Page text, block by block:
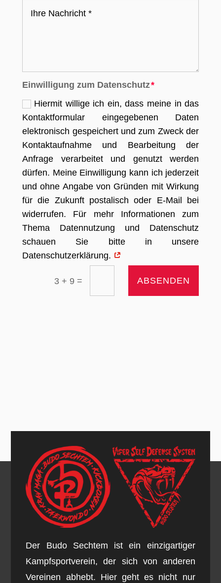
Einwilligung zum Datenschutz
Hiermit willige ich ein, dass meine in das
Kontaktformular eingegebenen Daten
elektronisch gespeichert und zum Zweck der
Kontaktaufnahme und Bearbeitung der
Anfrage verarbeitet und genutzt werden
dürfen. Meine Einwilligung kann ich jederzeit
und ohne Angabe von Gründen mit Wirkung
für die Zukunft postalisch oder E-Mail bei
widerrufen. Für mehr Informationen zum
Thema Datennutzung und Datenschutz
schauen Sie bitte in unsere
Datenschutzerklärung.
3 + 9 = ABSENDEN
Der Budo Sechtem ist ein einzigartiger
Kampfsportverein, der sich von anderen
Vereinen abhebt. Hier geht es nicht nur